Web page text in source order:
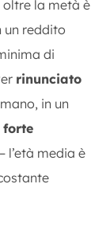
oltre la metà è
un reddito
di
rinunciato
in un
forte
– l’età media è